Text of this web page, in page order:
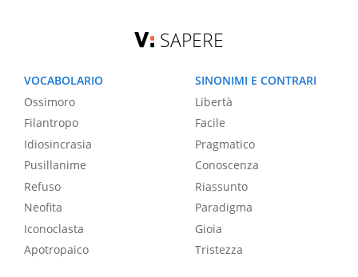
SAPERE
VOCABOLARIO
Ossimoro
Filantropo
Idiosincrasia
Pusillanime
Refuso
Neofita
Iconoclasta
Apotropaico
SINONIMI E CONTRARI
Libertà
Facile
Pragmatico
Conoscenza
Riassunto
Paradigma
Gioia
Tristezza